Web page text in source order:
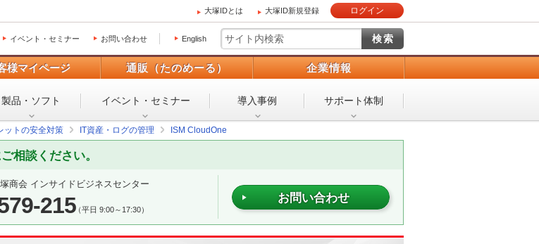
大塚IDとは 大塚ID新規登録 ログイン
イベント・セミナー お問い合わせ English
様マイページ 通販（たのめーる） 企業情報
製品・ソフト イベント・ セミナー 導入事例 サポート体制
ットの安全対策 IT資産・ログの管理 ISM CloudOne
相談ください。
商会 インサイドビジネスセンター
215（平日 9:00～17:30）
お問い合わせ